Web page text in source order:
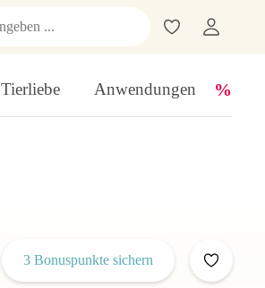
Tierliebe Anwendungen
3 Bonuspunkte sichern